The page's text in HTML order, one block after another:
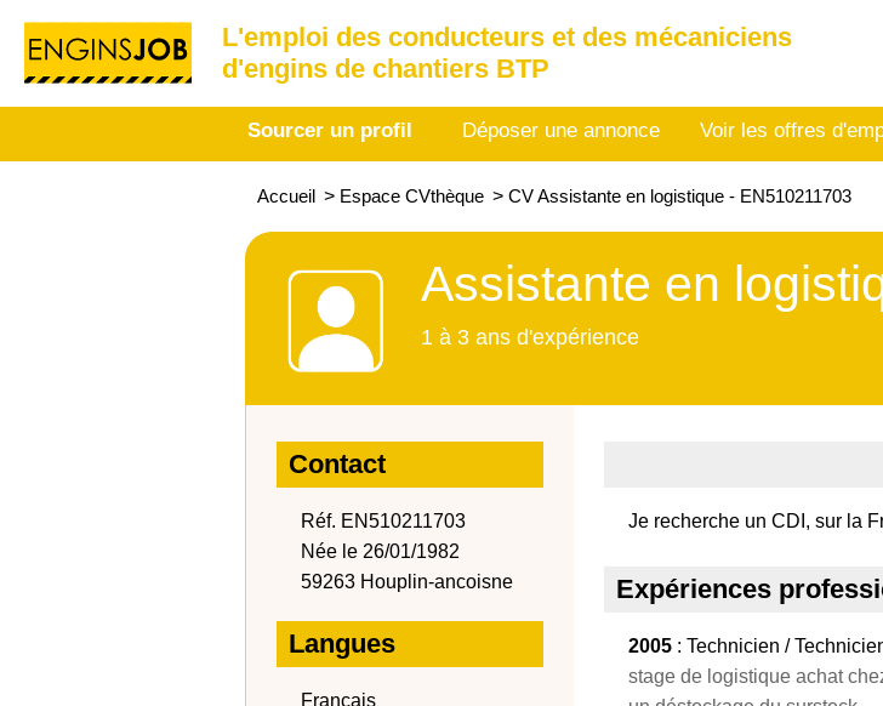
L'emploi des conducteurs et des mécaniciens
d'engins de chantiers BTP
Sourcer un profil Déposer une annonce Voir les offres
Accueil > Espace CVthèque > CV Assistante en logistique - EN510211703
Assistante en
1 à 3 ans d'expérience
Contact
Réf. EN510211703
Née le 26/01/1982
59263 Houplin-ancoisne
Langues
Français
Je recherche un CDI, sur la
Expériences
2005 : Technicien /
stage de logistique achat